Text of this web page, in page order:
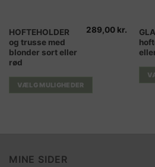
HOFTEHOLDER
og trusse med
blonder sort eller
rød
289,00 kr.
VÆLG MULIGHEDER
Dette
vare
har
varianter.
Mulighederne
har
MINE SIDER